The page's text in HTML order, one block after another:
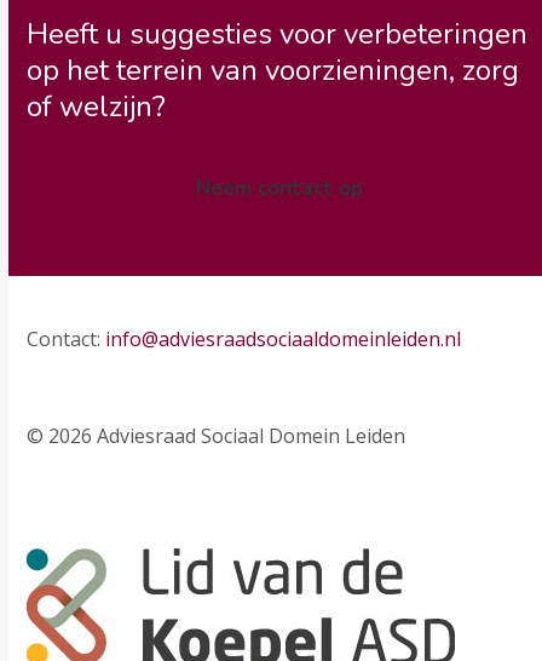
Heeft u suggesties voor verbeteringen
op het terrein van voorzieningen, zorg
of welzijn?
Neem contact op
Contact: info@adviesraadsociaaldomeinleiden.nl
© 2026 Adviesraad Sociaal Domein Leiden